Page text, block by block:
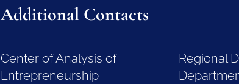
Additional Contacts
Center of Analysis of
Entrepreneurship
Regional